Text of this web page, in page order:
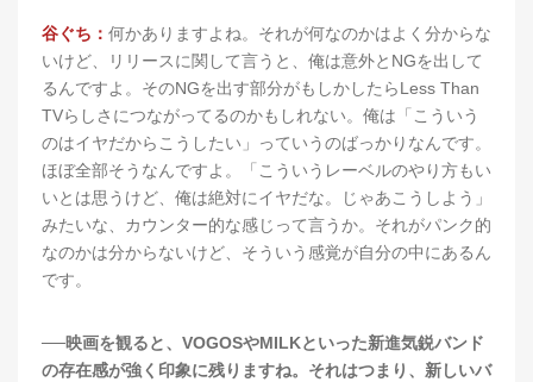
谷ぐち： 何かありますよね。それが何なのかはよく分からな
いけど、リリースに関して言うと、俺は意外とNGを出して
るんですよ。そのNGを出す部分がもしかしたらLess Than
TVらしさにつながってるのかもしれない。俺は「こういう
のはイヤだからこうしたい」っていうのばっかりなんです。
ほぼ全部そうなんですよ。「こういうレーベルのやり方もい
いとは思うけど、俺は絶対にイヤだな。じゃあこうしよう」
みたいな、カウンター的な感じって言うか。それがパンク的
なのかは分からないけど、そういう感覚が自分の中にあるん
です。
──映画を観ると、VOGOSやMILKといった新進気鋭バンド
の存在感が強く印象に残りますね。それはつまり、新しいバ